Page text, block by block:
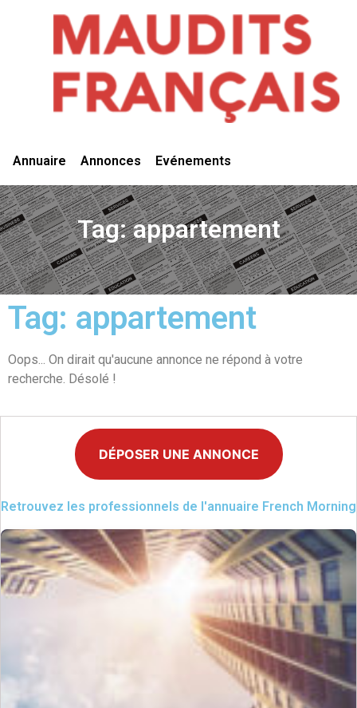
Annuaire Annonces Evénements
Tag: appartement
Tag: appartement
Oops... On dirait qu'aucune annonce ne répond à votre
recherche. Désolé !
DÉPOSER UNE ANNONCE
Retrouvez les professionnels de l'annuaire French Morning